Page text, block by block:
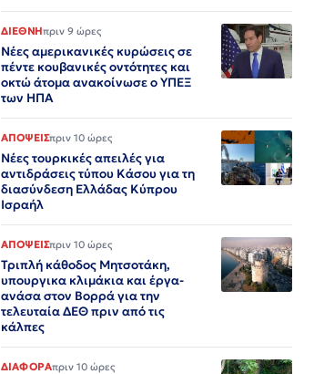
ΔΙΕΘΝΗπριν 9 ώρες
Νέες αμερικανικές κυρώσεις σε
πέντε κουβανικές οντότητες και
οκτώ άτομα ανακοίνωσε ο ΥΠΕΞ
των ΗΠΑ
ΑΠΟΨΕΙΣπριν 10 ώρες
Νέες τουρκικές απειλές για
αντιδράσεις τύπου Κάσου για τη
διασύνδεση Ελλάδας Κύπρου
Ισραήλ
ΑΠΟΨΕΙΣπριν 10 ώρες
Τριπλή κάθοδος Μητσοτάκη,
υπουργικα κλιμάκια και έργα-
ανάσα στον Βορρά για την
τελευταία ΔΕΘ πριν από τις
κάλπες
ΔΙΑΦΟΡΑπριν 10 ώρες